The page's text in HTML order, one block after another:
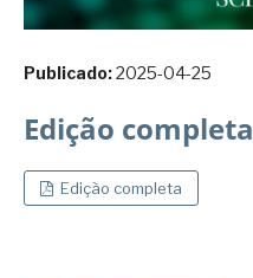
Publicado:2025-04-25
Edição completa
Edição completa